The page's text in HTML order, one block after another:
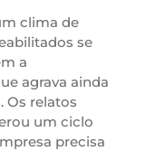
clima de
se
a
agrava ainda
Os relatos
um ciclo
precisa